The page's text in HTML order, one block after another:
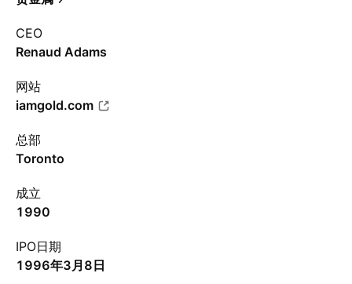
CEO
Renaud Adams
网站
iamgold.com
总部
Toronto
成立
1990
IPO日期
1996年3月8日